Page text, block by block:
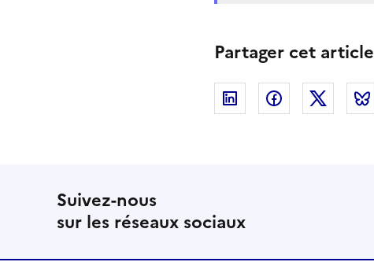
Partager cet article
Linkedin FacebookTwitter
Suivez-nous
sur les réseaux sociaux